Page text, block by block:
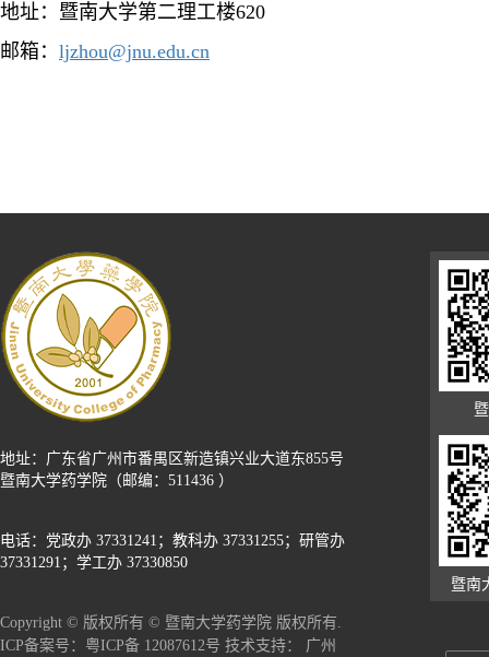
地址：暨南大学第二理工楼620
邮箱： ljzhou@jnu.edu.cn
地址：广东省广州市番禺区新造镇兴业大道东855号
暨南大学药学院（邮编：511436 ）
电话：党政办 37331241；教科办 37331255；研管办
37331291；学工办 37330850
Copyright © 版权所有 © 暨南大学药学院 版权所有.
ICP备案号：粤ICP备 12087612号 技术支持： 广州
暨南